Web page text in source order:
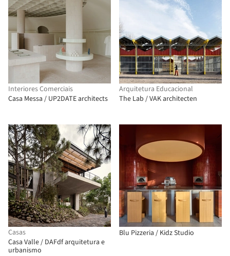
Interiores Comerciais
Casa Messa / UP2DATE architects
Arquitetura Educacional
The Lab / VAK architecten
Casas
Casa Valle / DAFdf arquitetura e
urbanismo
Blu Pizzeria / Kidz Studio